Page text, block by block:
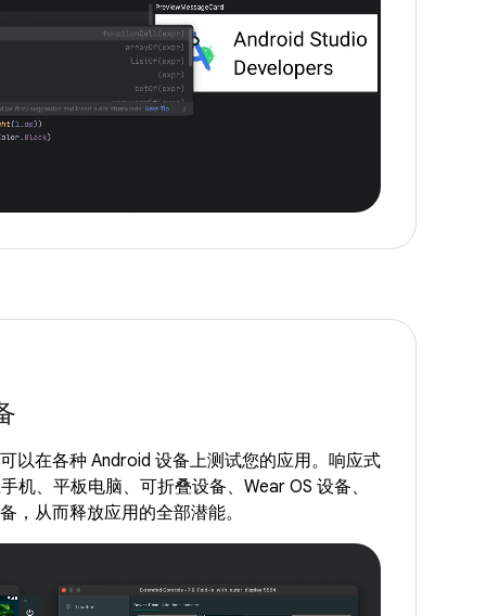
以在各种 Android 设备上测试您的应用。响应式
机、平板电脑、可折叠设备、Wear OS 设备、
，从而释放应用的全部潜能。